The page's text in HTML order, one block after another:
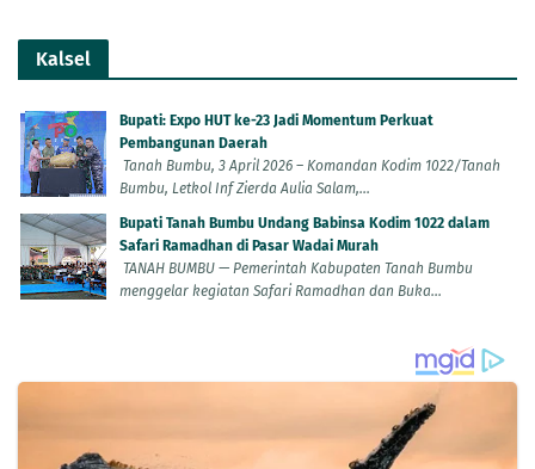
Kalsel
Bupati: Expo HUT ke-23 Jadi Momentum Perkuat
Pembangunan Daerah
Tanah Bumbu, 3 April 2026 – Komandan Kodim 1022/Tanah
Bumbu, Letkol Inf Zierda Aulia Salam,...
Bupati Tanah Bumbu Undang Babinsa Kodim 1022 dalam
Safari Ramadhan di Pasar Wadai Murah
TANAH BUMBU — Pemerintah Kabupaten Tanah Bumbu
menggelar kegiatan Safari Ramadhan dan Buka...